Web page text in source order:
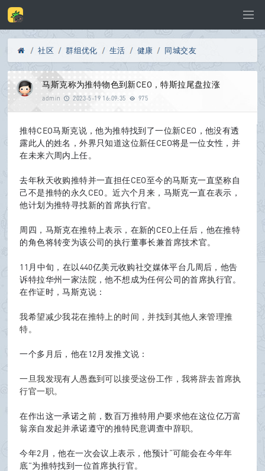
Di
sc
u
rd
»
社区
›
群组优化
›
生活
›
健康
›
同城交友
马斯克称为推特物色到新CEO，特斯拉尾盘拉涨
admin 2023-5-19 16:09:35 975
推特CEO马斯克说，他为推特找到了一位新CEO，他没有透
露此人的姓名，外界只知道这位新任CEO将是一位女性，并
在未来六周内上任。
去年秋天收购推特并一直担任CEO至今的马斯克一直坚称自
己不是推特的永久CEO。近六个月来，马斯克一直在表示，
他计划为推特寻找新的首席执行官。
周四，马斯克在推特上表示，在新的CEO上任后，他在推特
的角色将转变为该公司的执行董事长兼首席技术官。
11月中旬，在以440亿美元收购社交媒体平台几周后，他告
诉特拉华州一家法院，他不想成为任何公司的首席执行官。
在作证时，马斯克说：
我希望减少我花在推特上的时间，并找到其他人来管理推
特。
一个多月后，他在12月发推文说：
一旦我发现有人愚蠢到可以接受这份工作，我将辞去首席执
行官一职。
在作出这一承诺之前，数百万推特用户要求他在这位亿万富
翁亲自发起并承诺遵守的推特民意调查中辞职。
今年2月，他在一次会议上表示，他预计“可能会在今年年
底”为推特找到一位首席执行官。